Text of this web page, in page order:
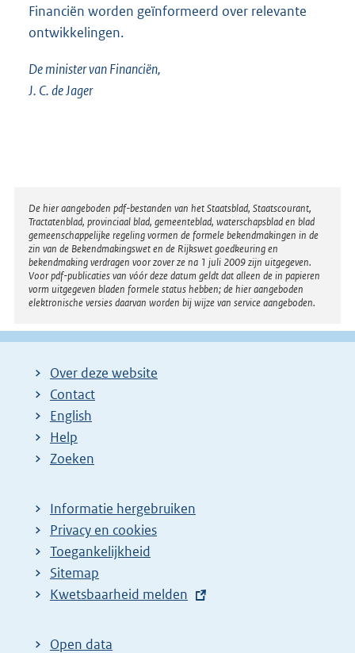
Financiën worden geïnformeerd over relevante
ontwikkelingen.
De minister van Financiën,
J. C. de Jager
Disclaimer
De hier aangeboden pdf-bestanden van het Staatsblad, Staatscourant,
Tractatenblad, provinciaal blad, gemeenteblad, waterschapsblad en blad
gemeenschappelijke regeling vormen de formele bekendmakingen in de
zin van de Bekendmakingswet en de Rijkswet goedkeuring en
bekendmaking verdragen voor zover ze na 1 juli 2009 zijn uitgegeven.
Voor pdf-publicaties van vóór deze datum geldt dat alleen de in papieren
vorm uitgegeven bladen formele status hebben; de hier aangeboden
elektronische versies daarvan worden bij wijze van service aangeboden.
Over deze website
Contact
English
Help
Zoeken
Informatie hergebruiken
Privacy en cookies
Toegankelijkheid
Sitemap
E
t
Kwetsbaarheid melden
Open data